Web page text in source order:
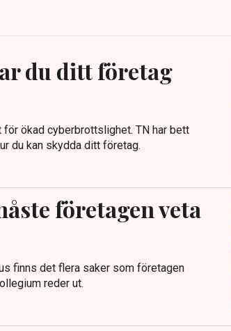
du ditt företag
för ökad cyberbrottslighet. TN har bett
du kan skydda ditt företag.
företagen veta
finns det flera saker som företagen
reder ut.